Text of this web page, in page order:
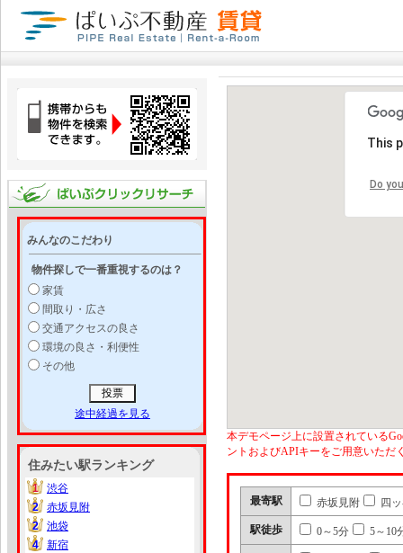
みんなのこだわり
物件探しで一番重視するのは？
家賃
間取り・広さ
交通アクセスの良さ
環境の良さ・利便性
その他
途中経過を見る
住みたい駅ランキング
1
1
渋谷
2
2
赤坂見附
2
2
池袋
4
4
新宿
This
Do
本デモページ上に設置されている
ントおよびAPIキーをご用意いただ
最寄駅 赤坂見附 四
駅徒歩 0～5分 5～10